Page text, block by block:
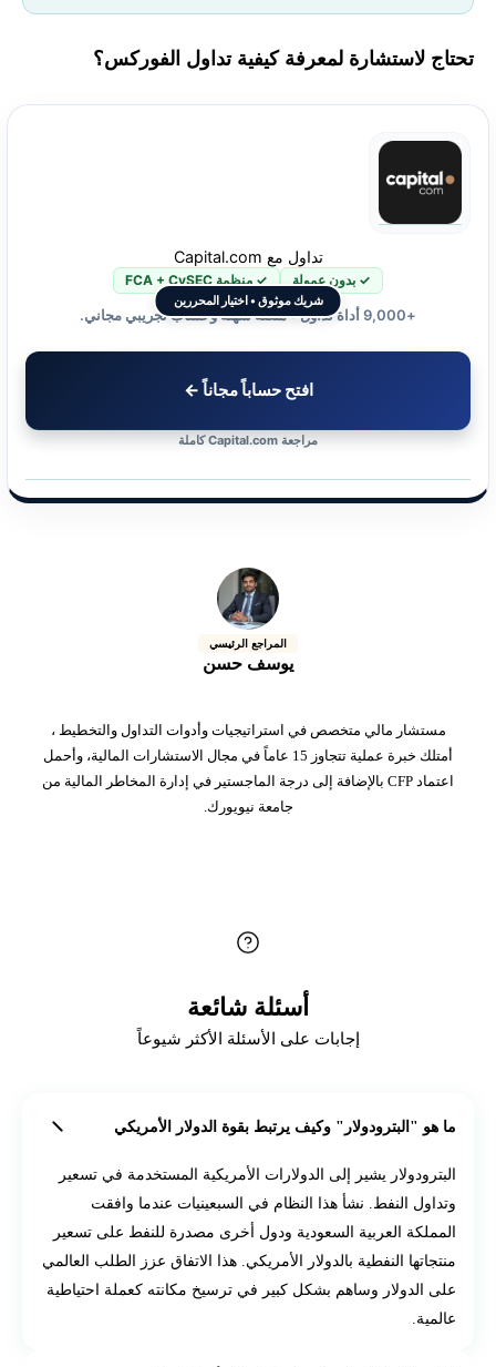
تحتاج لاستشارة لمعرفة كيفية تداول الفوركس؟
شريك موثوق • اختيار المحررين
تداول مع Capital.com
✓ بدون عمولة ✓ منظمة FCA + CySEC
+9,000 أداة تداول • منصة سهلة وحساب تجريبي مجاني.
افتح حساباً مجاناً ←
مراجعة Capital.com كاملة
المراجع الرئيسي
يوسف حسن
مستشار مالي متخصص في استراتيجيات وأدوات التداول والتخطيط ،
أمتلك خبرة عملية تتجاوز 15 عاماً في مجال الاستشارات المالية، وأحمل
اعتماد CFP بالإضافة إلى درجة الماجستير في إدارة المخاطر المالية من
جامعة نيويورك.
أسئلة شائعة
إجابات على الأسئلة الأكثر شيوعاً
ما هو "البترودولار" وكيف يرتبط بقوة الدولار الأمريكي
البترودولار يشير إلى الدولارات الأمريكية المستخدمة في تسعير
وتداول النفط. نشأ هذا النظام في السبعينيات عندما وافقت
المملكة العربية السعودية ودول أخرى مصدرة للنفط على تسعير
منتجاتها النفطية بالدولار الأمريكي. هذا الاتفاق عزز الطلب العالمي
على الدولار وساهم بشكل كبير في ترسيخ مكانته كعملة احتياطية
عالمية.